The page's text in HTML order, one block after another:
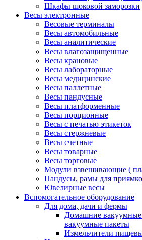
Шкафы шоковой заморозки
Весы электронные
Весовые терминалы
Весы автомобильные
Весы аналитические
Весы влагозащищенные
Весы крановые
Весы лабораторные
Весы медицинские
Весы паллетные
Весы пандусные
Весы платформенные
Весы порционные
Весы с печатью этикеток
Весы стержневые
Весы счетные
Весы товарные
Весы торговые
Модули взвешивающие (
Пандусы, рамы для
Ювелирные весы
Вспомогательное оборудование
Для дома, дачи и фермы
Домашние
вакуумные пакеты
Измельчители